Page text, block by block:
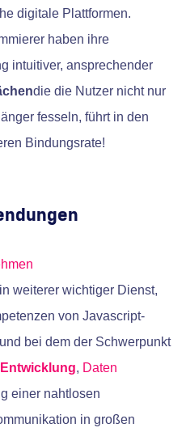
digitale Plattformen.
haben ihre
intuitiver, ansprechender
die die Nutzer nicht nur
fesseln, führt in den
Bindungsrate!
weiterer wichtiger Dienst,
von Javascript-
bei dem der Schwerpunkt
, Daten
einer nahtlosen
in großen